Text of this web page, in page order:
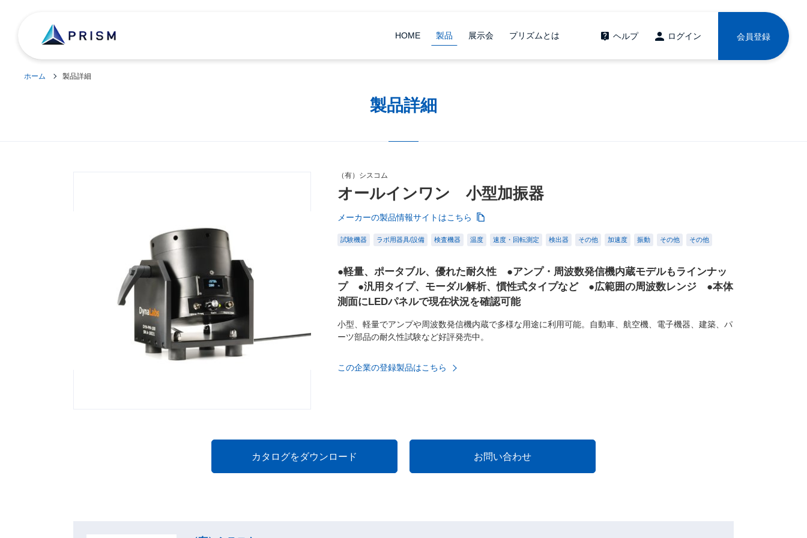
HOME 製品 展示会 プリズムとは ヘルプ ログイン 会員登録
ホーム 製品詳細
製品詳細
（有）シスコム
オールインワン 小型加振器
メーカーの製品情報サイトはこちら
試験機器 ラボ用器具/設備 検査機器 温度 速度・回転測定 検出器 その他 加速度 振動 その他 その他
●軽量、ポータブル、優れた耐久性 ●アンプ・周波数発信機内蔵モデルもラインナッ
プ ●汎用タイプ、モーダル解析、慣性式タイプなど ●広範囲の周波数レンジ ●本体
測面にLEDパネルで現在状況を確認可能
小型、軽量でアンプや周波数発信機内蔵で多様な用途に利用可能。自動車、航空機、電子機器、建築、パ
ーツ部品の耐久性試験など好評発売中。
この企業の登録製品はこちら